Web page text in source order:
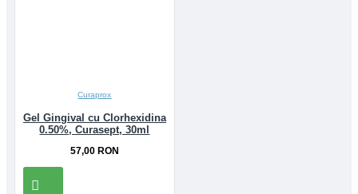
Curaprox
Gel Gingival cu Clorhexidina
0.50%, Curasept, 30ml
57,00 RON